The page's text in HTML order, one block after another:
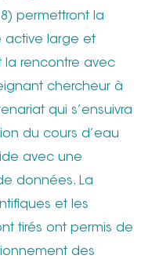
permettront la
active large et
la rencontre avec
chercheur à
qui s’ensuivra
du cours d’eau
avec une
données. La
et les
tirés ont permis de
des